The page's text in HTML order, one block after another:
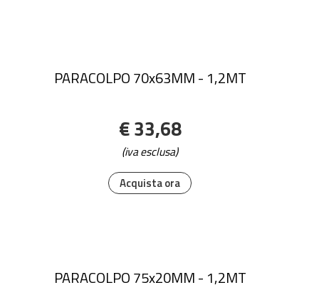
Acquista ora
PARACOLPO 70x63MM - 1,2MT
€ 33,68
(iva esclusa)
PARACOLPO 75x20MM - 1,2MT